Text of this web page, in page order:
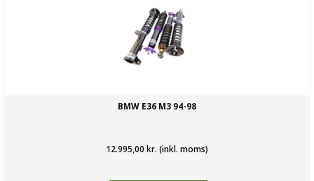
BMW E36 M3 94-98
12.995,00 kr. (inkl. moms)